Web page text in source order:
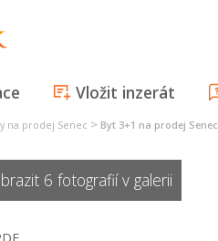
Vložit inzerát
na prodej Senec > Byt 3+1 na prodej Senec
6 fotografií v galerii